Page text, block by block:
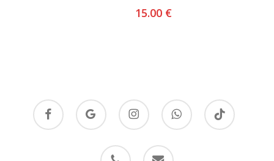
15.00 €
facebook
google-
plus
instagram whatsapp tiktok
phone email